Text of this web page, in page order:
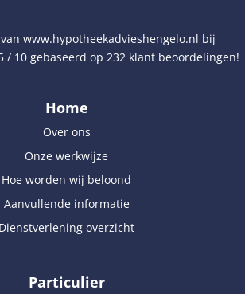
www.hypotheekadvieshengelo.nl bij
/ 10 gebaseerd op 232 klant beoordelingen!
Home
Over ons
Onze werkwijze
Hoe worden wij beloond
Aanvullende informatie
Dienstverlening overzicht
Particulier